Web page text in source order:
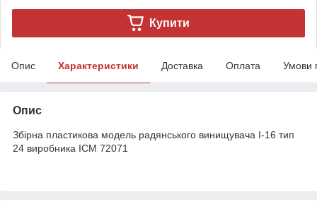
Купити
Опис Характеристики Доставка Оплата Умови
Опис
Збірна пластикова модель радянського винищувача І-16 тип
24 виробника ICM 72071